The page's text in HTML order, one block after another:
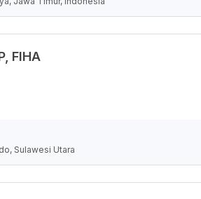
FIHA
Sulawesi Utara